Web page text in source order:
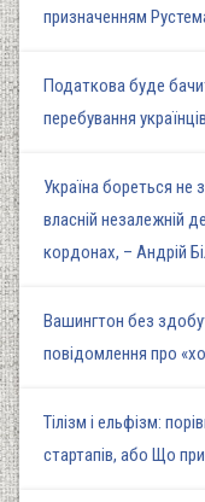
призначенням
Податкова буде
перебування українців
Україна бореться не
власній незалежній
кордонах, – Андрій
Вашингтон без
повідомлення про
Тілізм і ельфізм:
стартапів, або Що